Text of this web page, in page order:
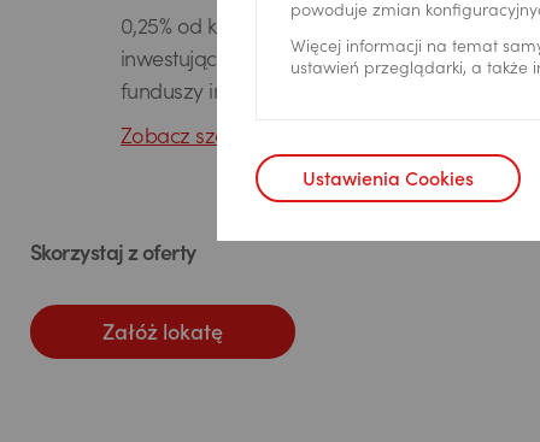
0,25% od każdej kwoty przekazanej z lokaty
inwestującej na nabycie jednostek
funduszy inwestycyjnych
Zobacz szczegóły
Skorzystaj z oferty
Załóż lokatę
powoduje zmian
Więcej informacji na temat
ustawień przeglądarki, a także
Ustawienia Cookies